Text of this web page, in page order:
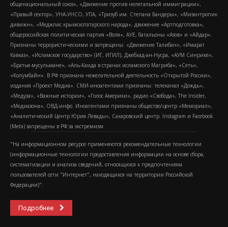
общенациональный союз», «Движение против нелегальной иммиграции»,
«Правый сектор», УНА-УНСО, УПА, «Тризуб им. Степана Бандеры», «Мизантропик
дивижн», «Меджлис крымскотатарского народа», движение «Артподготовка»,
общероссийская политическая партия «Воля», АУЕ, батальоны «Азов» и «Айдар».
Признаны террористическими и запрещены: «Движение Талибан», «Имарат
Кавказ», «Исламское государство» (ИГ, ИГИЛ), Джебхад-ан-Нусра, «АУМ Синрике»,
«Братья-мусульмане», «Аль-Каида в странах исламского Магриба», «Сеть»,
«Колумбайн». В РФ признана нежелательной деятельность «Открытой России»,
издания «Проект Медиа». СМИ-иноагентами признаны: телеканал «Дождь»,
«Медуза», «Важные истории», «Голос Америки», радио «Свобода», The Insider,
«Медиазона», ОВД-инфо. Иноагентами признаны общество/центр «Мемориал»,
«Аналитический Центр Юрия Левады», Сахаровский центр. Instagram и Facebook
(Metа) запрещены в РФ за экстремизм.
"На информационном ресурсе применяются рекомендательные технологии
(информационные технологии предоставления информации на основе сбора,
систематизации и анализа сведений, относящихся к предпочтениям
пользователей сети "Интернет", находящихся на территории Российской
Федерации)".
Подробнее